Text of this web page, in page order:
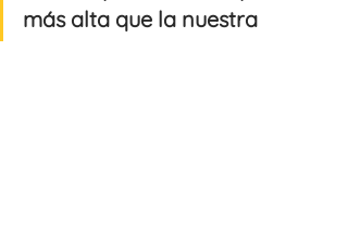
más alta que la nuestra